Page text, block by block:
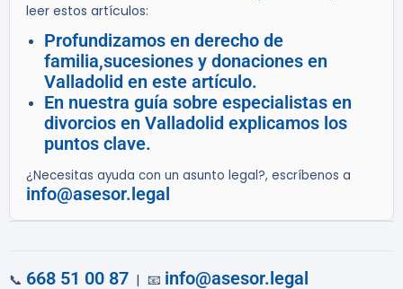
leer estos artículos:
Profundizamos en derecho de
familia,sucesiones y donaciones en
Valladolid en este artículo.
En nuestra guía sobre especialistas en
divorcios en Valladolid explicamos los
puntos clave.
¿Necesitas ayuda con un asunto legal?, escríbenos a
info@asesor.legal
📞 668 51 00 87 | 📧 info@asesor.legal